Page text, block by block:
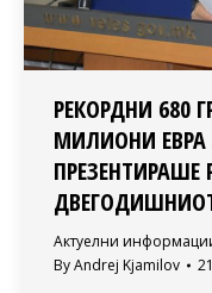
РЕКОРДНИ 680
МИЛИОНИ ЕВРА
ПРЕЗЕНТИРАШЕ
Актуелни
ByAndrej Kjamilov